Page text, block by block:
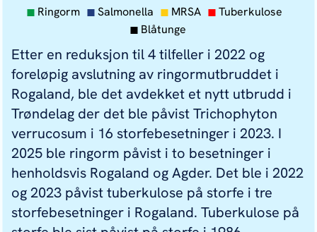
Ringorm Salmonella MRSA
Tuberkulose
Blåtunge
Etter en reduksjon til 4 tilfeller i 2022 og
foreløpig avslutning av ringormutbruddet i
Rogaland, ble det avdekket et nytt utbrudd i
Trøndelag der det ble påvistTrichophyton
verrucosum i 16 storfebesetninger i 2023. I
2025 ble ringorm påvist i to besetninger i
henholdsvis Rogaland og Agder. Det ble i 2022
og 2023 påvist tuberkulose på storfe i tre
storfebesetninger i Rogaland. Tuberkulose på